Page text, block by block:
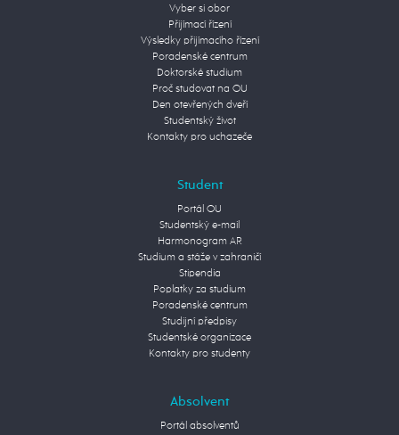
Vyber si obor
Přijímací řízení
Výsledky přijímacího řízení
Poradenské centrum
Doktorské studium
Proč studovat na OU
Den otevřených dveří
Studentský život
Kontakty pro uchazeče
Student
Portál OU
Studentský e-mail
Harmonogram AR
Studium a stáže v zahraničí
Stipendia
Poplatky za studium
Poradenské centrum
Studijní předpisy
Studentské organizace
Kontakty pro studenty
Absolvent
Portál absolventů